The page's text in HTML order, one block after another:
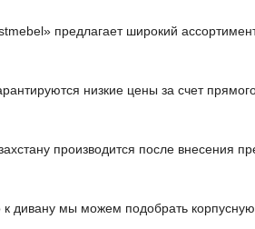
предлагает широкий
низкие цены за счет
производится после внесения
к дивану мы можем подобрать